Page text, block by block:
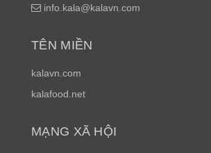
info.kala@kalavn.com
TÊN MIỀN
kalavn.com
kalafood.net
MẠNG XÃ HỘI